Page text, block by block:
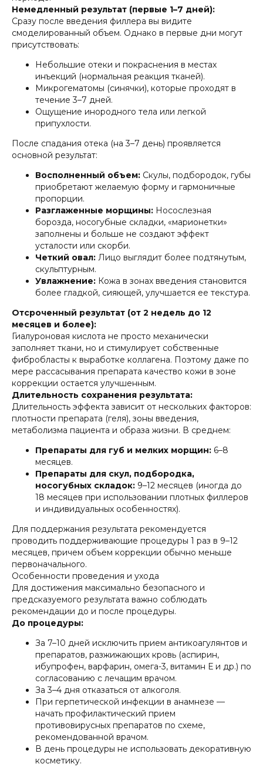
Немедленный результат (первые 1–7 дней):
Сразу после введения филлера вы видите
смоделированный объем. Однако в первые дни могут
присутствовать:
Небольшие отеки и покраснения в местах
инъекций (нормальная реакция тканей).
Микрогематомы (синячки), которые проходят в
течение 3–7 дней.
Ощущение инородного тела или легкой
припухлости.
После спадания отека (на 3–7 день) проявляется
основной результат:
Восполненный объем: Скулы, подбородок, губы
приобретают желаемую форму и гармоничные
пропорции.
Разглаженные морщины: Носослезная
борозда, носогубные складки, «марионетки»
заполнены и больше не создают эффект
усталости или скорби.
Четкий овал: Лицо выглядит более подтянутым,
скульптурным.
Увлажнение: Кожа в зонах введения становится
более гладкой, сияющей, улучшается ее текстура.
Отсроченный результат (от 2 недель до 12
месяцев и более):
Гиалуроновая кислота не просто механически
заполняет ткани, но и стимулирует собственные
фибробласты к выработке коллагена. Поэтому даже по
мере рассасывания препарата качество кожи в зоне
коррекции остается улучшенным.
Длительность сохранения результата:
Длительность эффекта зависит от нескольких факторов:
плотности препарата (геля), зоны введения,
метаболизма пациента и образа жизни. В среднем:
Препараты для губ и мелких морщин: 6–8
месяцев.
Препараты для скул, подбородка,
носогубных складок: 9–12 месяцев (иногда до
18 месяцев при использовании плотных филлеров
и индивидуальных особенностях).
Для поддержания результата рекомендуется
проводить поддерживающие процедуры 1 раз в 9–12
месяцев, причем объем коррекции обычно меньше
первоначального.
Особенности проведения и ухода
Для достижения максимально безопасного и
предсказуемого результата важно соблюдать
рекомендации до и после процедуры.
До процедуры:
За 7–10 дней исключить прием антикоагулянтов и
препаратов, разжижающих кровь (аспирин,
ибупрофен, варфарин, омега-3, витамин Е и др.) по
согласованию с лечащим врачом.
За 3–4 дня отказаться от алкоголя.
При герпетической инфекции в анамнезе —
начать профилактический прием
противовирусных препаратов по схеме,
рекомендованной врачом.
В день процедуры не использовать декоративную
косметику.